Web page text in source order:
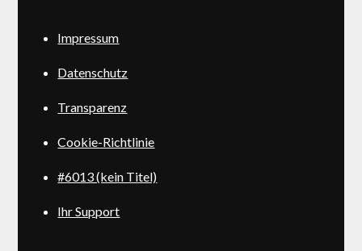
Impressum
Datenschutz
Transparenz
Cookie-Richtlinie
#6013 (kein Titel)
Ihr Support